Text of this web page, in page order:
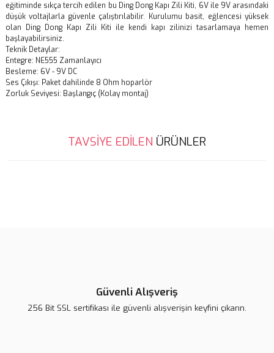
eğitiminde sıkça tercih edilen bu Ding Dong Kapı Zili Kiti, 6V ile 9V arasındaki
düşük voltajlarla güvenle çalıştırılabilir. Kurulumu basit, eğlencesi yüksek
olan Ding Dong Kapı Zili Kiti ile kendi kapı zilinizi tasarlamaya hemen
başlayabilirsiniz.
Teknik Detaylar:
Entegre: NE555 Zamanlayıcı
Besleme: 6V - 9V DC
Ses Çıkışı: Paket dahilinde 8 Ohm hoparlör
Zorluk Seviyesi: Başlangıç (Kolay montaj)
Bu ürünün fiyat bilgisi, resim, ürün açıklamalarında ve diğer
konularda yetersiz gördüğünüz noktaları öneri formunu kullanarak
TAVSİYE EDİLEN ÜRÜNLER
Güvenli Alışveriş
256 Bit SSL sertifikası ile güvenli alışverişin keyfini çıkarın.